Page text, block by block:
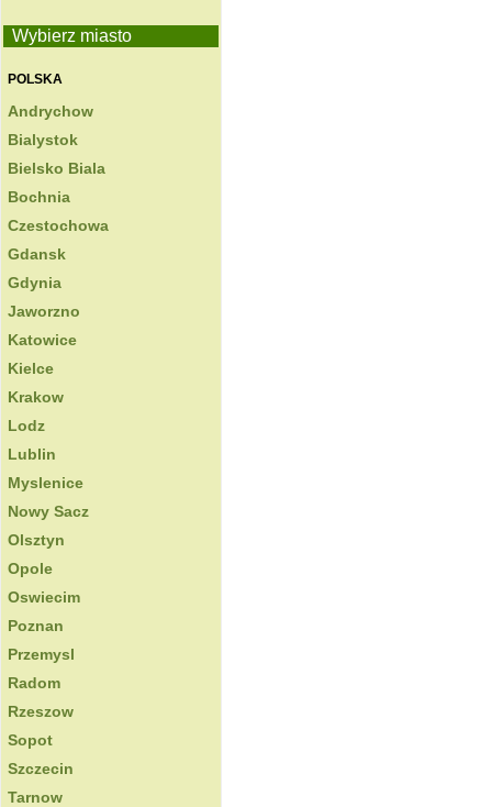
Wybierz miasto
POLSKA
Andrychow
Bialystok
Bielsko Biala
Bochnia
Czestochowa
Gdansk
Gdynia
Jaworzno
Katowice
Kielce
Krakow
Lodz
Lublin
Myslenice
Nowy Sacz
Olsztyn
Opole
Oswiecim
Poznan
Przemysl
Radom
Rzeszow
Sopot
Szczecin
Tarnow